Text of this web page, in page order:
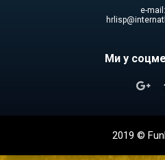
e-mail:
Ми у

2019 ©